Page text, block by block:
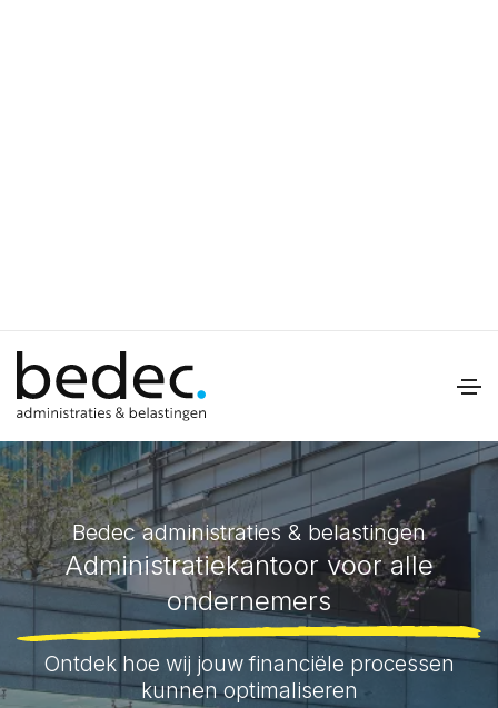
Bedec administraties & belastingen
Administratiekantoor voor alle
ondernemers
Ontdek hoe wij jouw financiële processen
kunnen optimaliseren